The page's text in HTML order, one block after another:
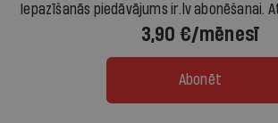
Iepazīšanās piedāvājums ir.lv abonēšanai.
3,90 €/mēnesī
Abonēt